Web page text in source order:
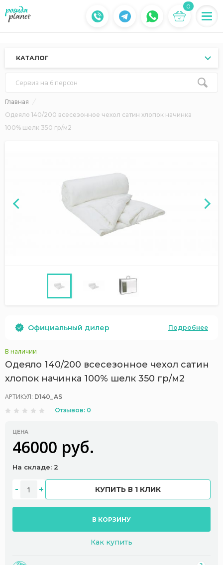
0
КАТАЛОГ
Сервиз на 6 персон
Главная
Одеяло 140/200 всесезонное чехол сатин хлопок начинка
100% шелк 350 гр/м2
Официальный дилер Подробнее
В наличии
Одеяло 140/200 всесезонное чехол сатин
хлопок начинка 100% шелк 350 гр/м2
АРТИКУЛ: D140_AS
Отзывов: 0
ЦЕНА
46000 руб.
На складе: 2
КУПИТЬ В 1 КЛИК
В КОРЗИНУ
Как купить